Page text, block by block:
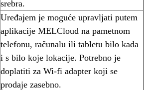
srebra.
Uređajem je moguće upravljati putem
aplikacije MELCloud na pametnom
telefonu, računalu ili tabletu bilo kada
i s bilo koje lokacije. Potrebno je
doplatiti za Wi-fi adapter koji se
prodaje zasebno.